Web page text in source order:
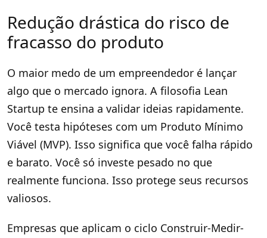
Redução drástica do risco de
fracasso do produto
O maior medo de um empreendedor é lançar
algo que o mercado ignora. A filosofia Lean
Startup te ensina a validar ideias rapidamente.
Você testa hipóteses com um Produto Mínimo
Viável (MVP). Isso significa que você falha rápido
e barato. Você só investe pesado no que
realmente funciona. Isso protege seus recursos
valiosos.
Empresas que aplicam o ciclo Construir-Medir-